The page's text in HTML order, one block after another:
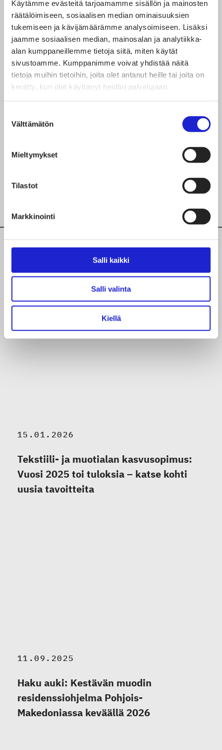
Käytämme evästeitä tarjoamamme sisällön ja mainosten
räätälöimiseen, sosiaalisen median ominaisuuksien
tukemiseen ja kävijämäärämme analysoimiseen. Lisäksi
jaamme sosiaalisen median, mainosalan ja analytiikka-
alan kumppaneillemme tietoja siitä, miten käytät
sivustoamme. Kumppanimme voivat yhdistää näitä
tietoja muihin tietoihin, joita olet antanut heille tai joita on
kerätty, kun olet käyttänyt heidän palvelujaan.
valinta
Välttämätön
Mieltymykset
Tilastot
Markkinointi
Salli kaikki
Salli valinta
Kiellä
Marja-Liisa
Permikangas
Toimitusjohtaja
MARJA-
Ajankohtaista aiheesta
15.01.2026
Tekstiili- ja muotialan kasvusopimus:
Vuosi 2025 toi tuloksia – katse kohti
uusia tavoitteita
11.09.2025
Haku auki: Kestävän muodin
residenssiohjelma Pohjois-
Makedoniassa keväällä 2026